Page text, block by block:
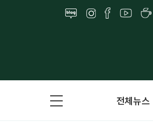
전체뉴스